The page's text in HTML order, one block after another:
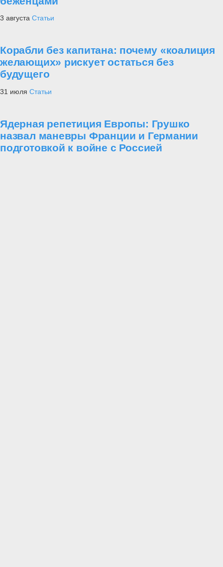
3 августа Статьи
Корабли без капитана: почему «коалиция
желающих» рискует остаться без
будущего
31 июля Статьи
Ядерная репетиция Европы: Грушко
назвал маневры Франции и Германии
подготовкой к войне с Россией